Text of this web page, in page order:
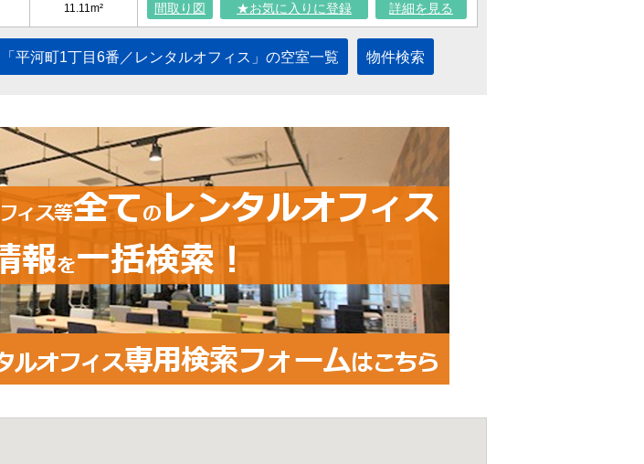
11.11m² 間取り図 ★お気に入りに登録 詳細を見る
「平河町1丁目6番／レンタルオフィス」の空室一覧 物件検索